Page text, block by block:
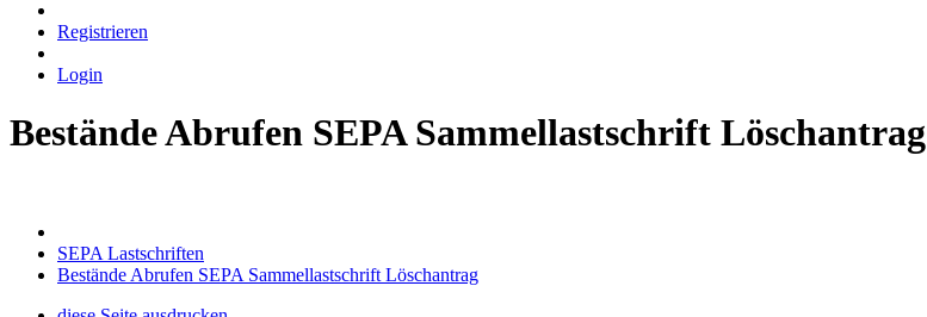
Registrieren
Login
Bestände Abrufen SEPA Sammellastschrift Löschantrag
SEPA Lastschriften
Bestände Abrufen SEPA Sammellastschrift Löschantrag